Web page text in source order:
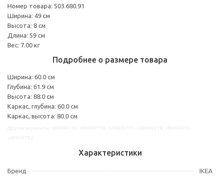
Номер товара: 503.680.91
Ширина: 49 см
Высота: 8 см
Длина: 59 см
Вес: 7.00 кг
Подробнее о размере товара
Ширина: 60.0 см
Глубина: 61.9 см
Высота: 88.0 см
Каркас, глубина: 60.0 см
Каркас, высота: 80.0 см
Характеристики
Бренд IKEA